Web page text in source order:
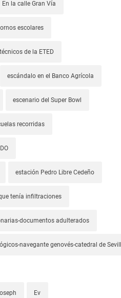
En la calle Gran Vía
escolares
de la ETED
escándalo en el Banco Agrícola
escenario del Super Bowl
recorridas
estación Pedro Libre Cedeño
tenía infiltraciones
documentos adulterados
navegante genovés-catedral de
Ev